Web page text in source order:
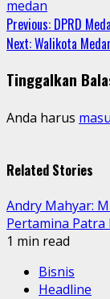
medan
Continue
Reading
Previous: DPRD
Next:Walikota
Tinggalkan
Anda harus
Related Stories
Andry Mahyar:
Pertamina Patra
1 min read
Bisnis
Headline